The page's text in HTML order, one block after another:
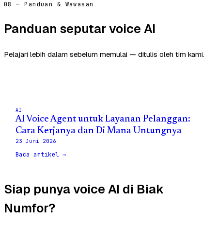
08 — Panduan & Wawasan
Panduan seputar voice AI
Pelajari lebih dalam sebelum memulai — ditulis oleh tim kami.
AI
AI Voice Agent untuk Layanan Pelanggan:
Cara Kerjanya dan Di Mana Untungnya
23 Juni 2026
Baca artikel →
Siap punya voice AI di Biak
Numfor?